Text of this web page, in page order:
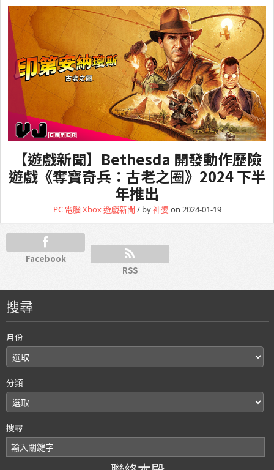
【遊戲新聞】Bethesda 開發動作歷險
遊戲《奪寶奇兵：古老之圈》2024 下半
年推出
PC 電腦Xbox遊戲新聞 / by神婆on 2024-01-19
Facebook
RSS
搜尋
月份
分類
搜尋